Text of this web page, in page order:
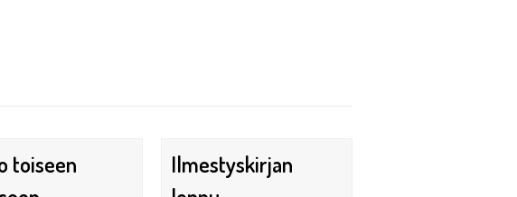
toiseen
Ilmestyskirjan